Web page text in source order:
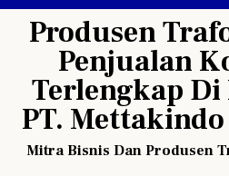
Produsen
Penjualan
Terlengkap Di
PT.
Mitra Bisnis Dan Produsen